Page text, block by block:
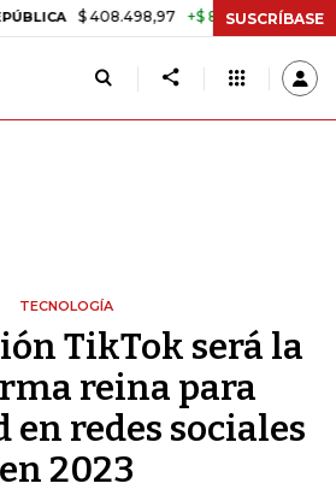
$ 408.498,97 +$ 8.753,81 +2,19%
SUSCRÍBASE
TECNOLOGÍA
TikTok será la
reina para
redes sociales
en 2023